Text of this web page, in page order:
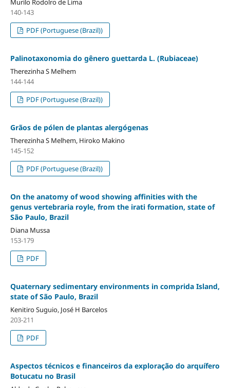
Murilo Rodolro de Lima
140-143
PDF (Portuguese (Brazil))
Palinotaxonomia do gênero guettarda L. (Rubiaceae)
Therezinha S Melhem
144-144
PDF (Portuguese (Brazil))
Grãos de pólen de plantas alergógenas
Therezinha S Melhem, Hiroko Makino
145-152
PDF (Portuguese (Brazil))
On the anatomy of wood showing affinities with the
genus vertebraria royle, from the irati formation, state of
São Paulo, Brazil
Diana Mussa
153-179
PDF
Quaternary sedimentary environments in comprida Island,
state of São Paulo, Brazil
Kenitiro Suguio, José H Barcelos
203-211
PDF
Aspectos técnicos e financeiros da exploração do arquífero
Botucatu no Brasil